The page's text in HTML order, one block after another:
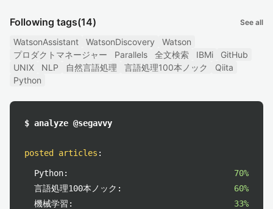
Following tags(14) See all
WatsonAssistant WatsonDiscovery
Watson
プロダクトマネージャー
Parallels 全文検索 IBMi
GitHub
UNIX
NLP 自然言語処理 言語処理100本ノック
Qiita
Python
$ analyze @segavvy
posted articles :
Python:
70%
言語処理100本ノック:
60%
機械学習:
33%